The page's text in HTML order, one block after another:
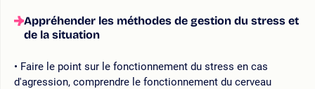
Appréhender les méthodes de gestion du stress et
de la situation
Faire le point sur le fonctionnement du stress en cas
d'agression, comprendre le fonctionnement du cerveau